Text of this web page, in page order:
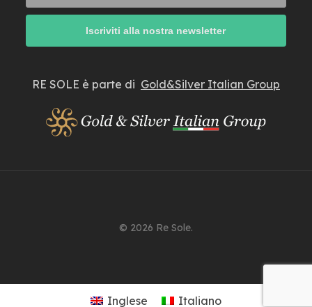
RE SOLE è parte di Gold&Silver Italian Group
© 2026 Re Sole.
Inglese Italiano